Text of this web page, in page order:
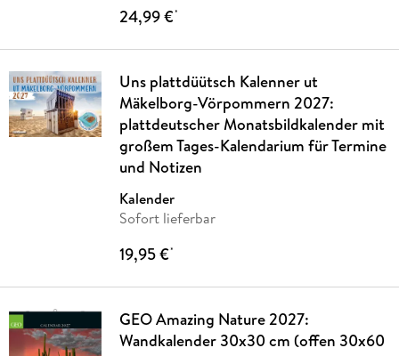
24,99 €*
Uns plattdüütsch Kalenner ut
Mäkelborg-Vörpommern 2027:
plattdeutscher Monatsbildkalender mit
großem Tages-Kalendarium für Termine
und Notizen
Kalender
Sofort lieferbar
19,95 €*
GEO Amazing Nature 2027:
Wandkalender 30x30 cm (offen 30x60